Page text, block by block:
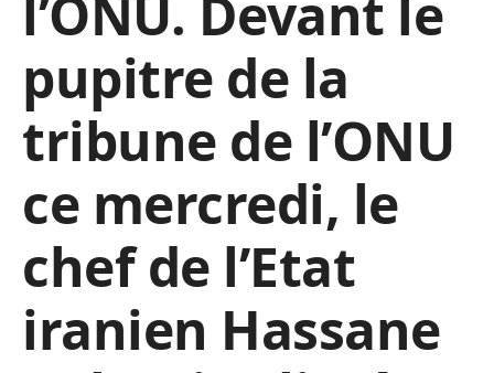
l’ONU. Devant le
pupitre de la
tribune de l’ONU
ce mercredi, le
chef de l’Etat
iranien Hassane